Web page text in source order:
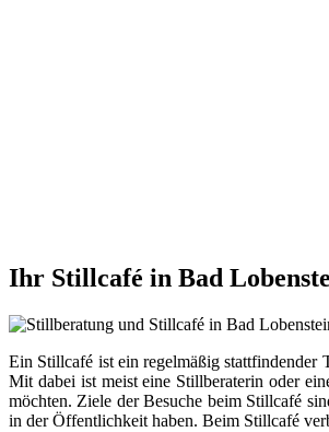
Ihr Stillcafé in Bad
Ein Stillcafé ist ein regelmäßig stattfindender
Mit dabei ist meist eine Stillberaterin oder
möchten. Ziele der Besuche beim Stillcafé
in der Öffentlichkeit haben. Beim Stillcafé